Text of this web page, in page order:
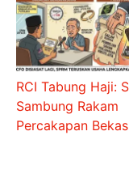
RCI Tabung Haji:
Sambung Rakam
Percakapan